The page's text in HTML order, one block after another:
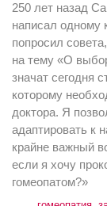
250 лет назад
написал одному
попросил
на тему «О
значат сегодня
которому
доктора. Я
адаптировать к
крайне важный
если я хочу
гомеопатом?»